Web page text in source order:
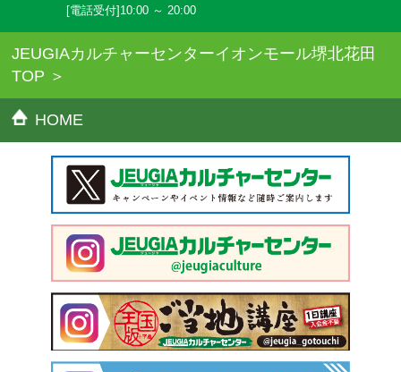
[電話受付]10:00 ～ 20:00
JEUGIAカルチャーセンターイオンモール堺北花田
TOP
HOME